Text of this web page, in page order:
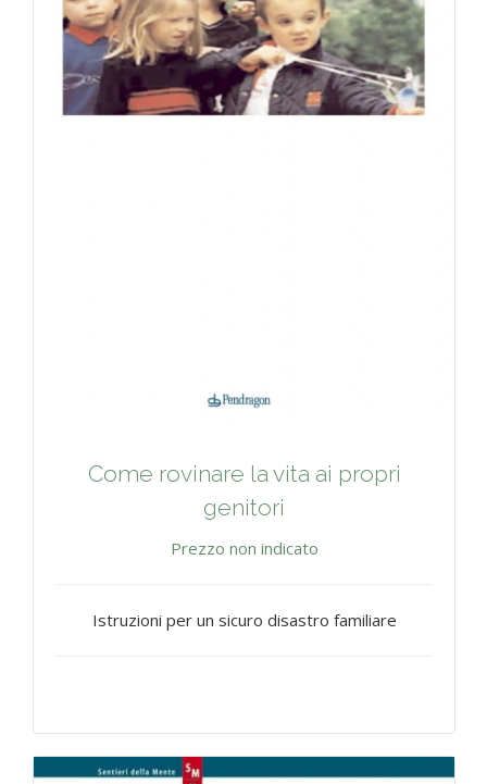
Come rovinare la vita ai propri
genitori
Prezzo non indicato
Istruzioni per un sicuro disastro familiare